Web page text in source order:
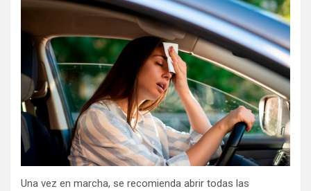
Una vez en marcha, se recomienda abrir todas las